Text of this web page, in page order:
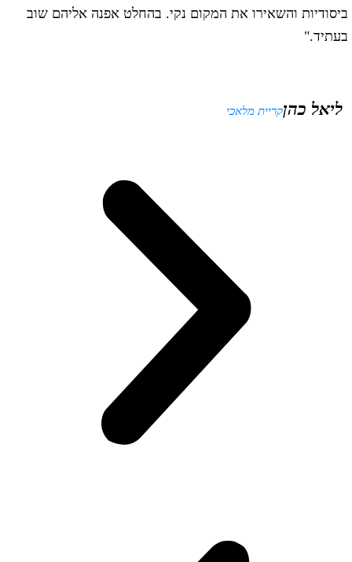
והשאירו את המקום נקי. בהחלט אפנה אליהם שוב
ליאל כהןקריית מלאכי